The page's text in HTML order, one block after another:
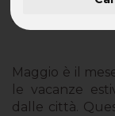
protagonisti
Maggio è il
le vacanze
dalle città.